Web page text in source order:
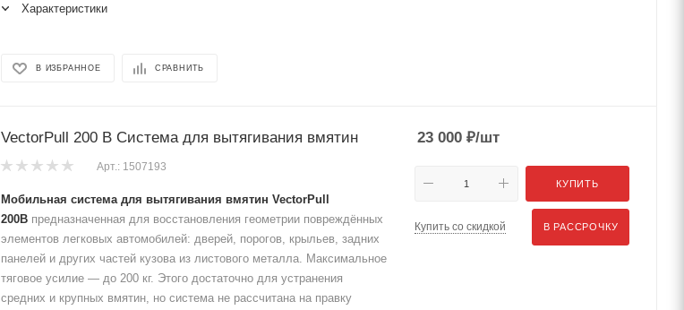
Характеристики
В ИЗБРАННОЕ СРАВНИТЬ
VectorPull 200 B Система для вытягивания вмятин
Арт.: 1507193
Мобильная система для вытягивания вмятин VectorPull
200B предназначенная для восстановления геометрии повреждённых
элементов легковых автомобилей: дверей, порогов, крыльев, задних
панелей и других частей кузова из листового металла. Максимальное
тяговое усилие — до 200 кг. Этого достаточно для устранения
средних и крупных вмятин, но система не рассчитана на правку
23 000 ₽/шт
КУПИТЬ
Купить со скидкой В РАССРОЧКУ